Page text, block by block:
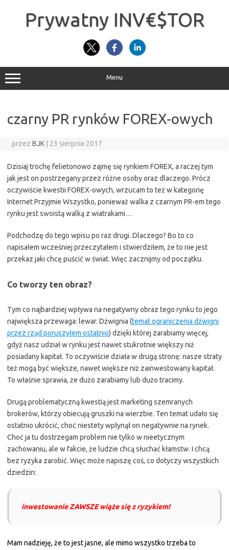
Prywatny INV€$TOR
Menu
czarny PR rynków FOREX-owych
przez BJK 23 sierpnia 2017
Dzisiaj trochę felietonowo zajmę się rynkiem FOREX, a raczej tym
jak jest on postrzegany przez różne osoby oraz dlaczego. Prócz
oczywiście kwestii FOREX-owych, wrzucam to też w kategorię
Internet Przyjmie Wszystko, ponieważ walka z czarnym PR-em tego
rynku jest swoistą walką z wiatrakami…
Podchodzę do tego wpisu po raz drugi. Dlaczego? Bo to co
napisałem wcześniej przeczytałem i stwierdziłem, że to nie jest
przekaz jaki chcę puścić w świat. Więc zacznijmy od początku.
Co tworzy ten obraz?
Tym co najbardziej wpływa na negatywny obraz tego rynku to jego
największa przewaga: lewar. Dźwignia (temat ograniczenia dźwigni
przez rząd poruszyłem ostatnio) dzięki której zarabiamy więcej,
gdyż nasz udział w rynku jest nawet stukrotnie większy niż
posiadany kapitał. To oczywiście działa w drugą stronę: nasze straty
też mogą być większe, nawet większe niż zainwestowany kapitał.
To właśnie sprawia, że dużo zarabiamy lub dużo tracimy.
Drugą problematyczną kwestią jest marketing szemranych
brokerów, którzy obiecują gruszki na wierzbie. Ten temat udało się
ostatnio ukrócić, choć niestety wpłynął on negatywnie na rynek.
Choć ja tu dostrzegam problem nie tylko w nieetycznym
zachowaniu, ale w fakcie, że ludzie chcą słuchać kłamstw. I chcą
bez ryzyka zarobić. Więc może napiszę coś, co dotyczy wszystkich
dziedzin:
inwestowanie ZAWSZE wiąże się z ryzykiem!
Mam nadzieję, że to jest jasne, ale mimo wszystko trzeba to